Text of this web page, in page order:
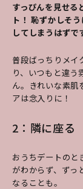
すっぴんを見せる
ト！ 恥ずかしそ
してしまうはずで
普段ばっちりメイ
り、いつもと違
ん。きれいな素肌
アは念入りに！
2：隣に座る
おうちデートのと
がわからず、ずっ
なることも。